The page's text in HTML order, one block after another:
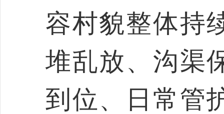
容村貌整体持
堆乱放、沟渠
到位、日常管